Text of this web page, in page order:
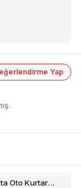
Yap
Ali Usta Oto Kurtarma